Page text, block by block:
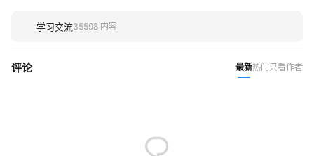
学习交流35598 内容
评论 最新热门 只看作者